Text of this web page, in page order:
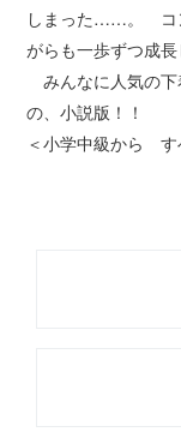
しまった……。 コ
がらも一歩ずつ成
みんなに人気の
の、小説版！！
＜小学中級から